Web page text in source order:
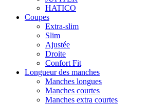
HATICO
Coupes
Extra-slim
Slim
Ajustée
Droite
Confort Fit
Longueur des manches
Manches longues
Manches courtes
Manches extra courtes